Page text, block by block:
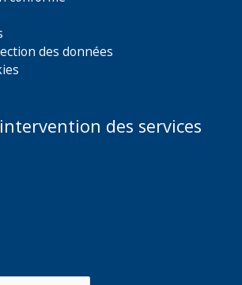
des données
des services